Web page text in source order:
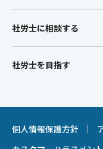
社労士に相談する
社労士を目指す
個人情報保護方針